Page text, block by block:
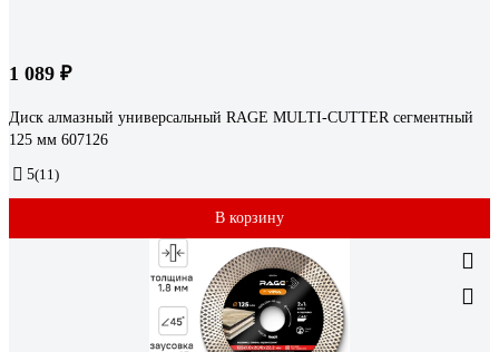
1 089 ₽
Диск алмазный универсальный RAGE MULTI-CUTTER сегментный
125 мм 607126
5(11)
В корзину